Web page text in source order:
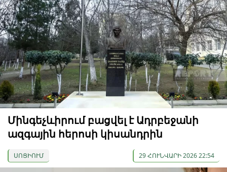
Մինգեչևիրում բացվել է Ադրբեջանի
ազգային հերոսի կիսանդրին
ՍՈՑԻՈՒՄ 29 ՀՈՒՆՎԱՐԻ 2026 22:54